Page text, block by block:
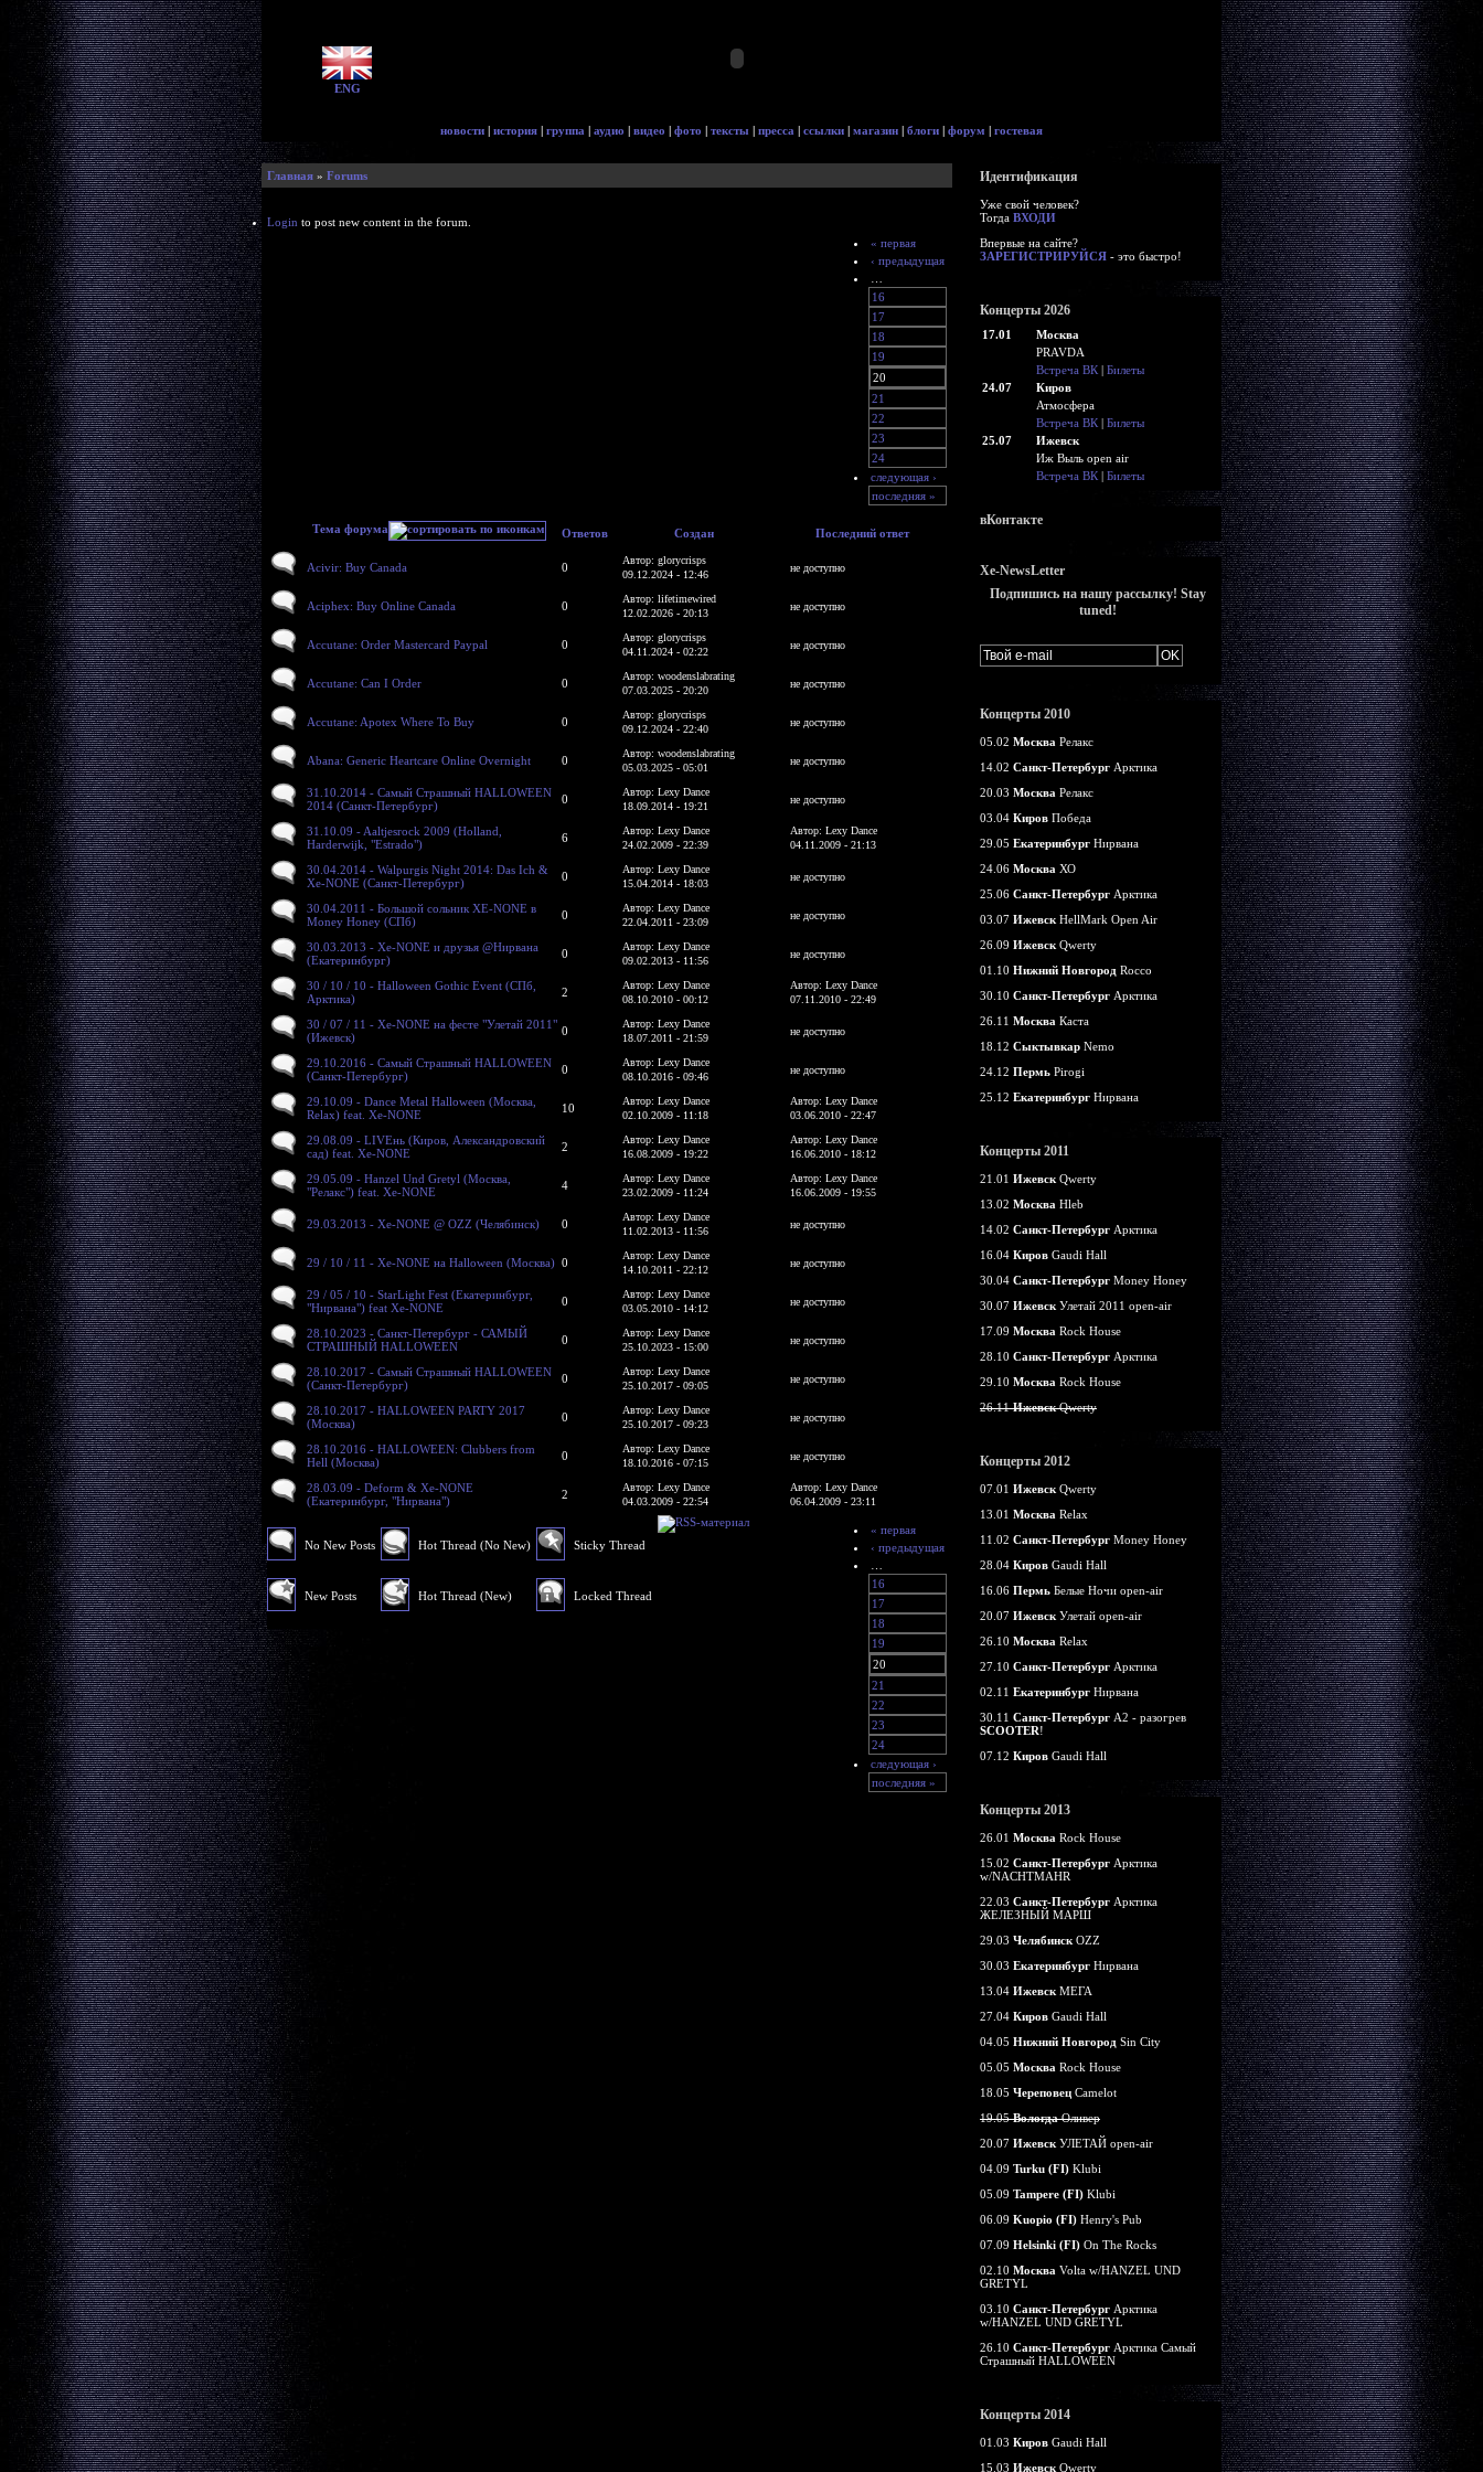
ENG
новости | история | группа | аудио | видео | фото | тексты | пресса | ссылки | магазин | блоги | форум | гостевая
Главная » Forums
Login to post new content in the forum.
« первая
‹ предыдущая
16
17
18
19
20
21
22
23
24
следующая ›
последняя »
Тема форума Ответов Создан Последний ответ
Acivir: Buy Canada 0
Автор: glorycrisps
09.12.2024 - 12:46
не доступно
Aciphex: Buy Online Canada 0
Автор: lifetimewired
12.02.2026 - 20:13
не доступно
Accutane: Order Mastercard Paypal 0
Автор: glorycrisps
04.11.2024 - 02:22
не доступно
Accutane: Can I Order 0
Автор: woodenslabrating
07.03.2025 - 20:20
не доступно
Accutane: Apotex Where To Buy 0
Автор: glorycrisps
09.12.2024 - 22:40
не доступно
Abana: Generic Heartcare Online Overnight 0
Автор: woodenslabrating
05.03.2025 - 05:01
не доступно
31.10.2014 - Самый Страшный HALLOWEEN
2014 (Санкт-Петербург)
0
Автор: Lexy Dance
18.09.2014 - 19:21
не доступно
31.10.09 - Aaltjesrock 2009 (Holland,
Harderwijk, "Estrado")
6
Автор: Lexy Dance
24.02.2009 - 22:39
Автор: Lexy Dance
04.11.2009 - 21:13
30.04.2014 - Walpurgis Night 2014: Das Ich &
Xe-NONE (Санкт-Петербург)
0
Автор: Lexy Dance
15.04.2014 - 18:03
не доступно
30.04.2011 - Большой сольник XE-NONE в
Money Honey (СПб)
0
Автор: Lexy Dance
22.04.2011 - 23:09
не доступно
30.03.2013 - Xe-NONE и друзья @Нирвана
(Екатеринбург)
0
Автор: Lexy Dance
09.02.2013 - 11:56
не доступно
30 / 10 / 10 - Halloween Gothic Event (СПб,
Арктика)
2
Автор: Lexy Dance
08.10.2010 - 00:12
Автор: Lexy Dance
07.11.2010 - 22:49
30 / 07 / 11 - Xe-NONE на фесте "Улетай 2011"
(Ижевск)
0
Автор: Lexy Dance
18.07.2011 - 21:59
не доступно
29.10.2016 - Самый Страшный HALLOWEEN
(Санкт-Петербург)
0
Автор: Lexy Dance
08.10.2016 - 09:46
не доступно
29.10.09 - Dance Metal Halloween (Москва,
Relax) feat. Xe-NONE
10
Автор: Lexy Dance
02.10.2009 - 11:18
Автор: Lexy Dance
03.06.2010 - 22:47
29.08.09 - LIVEнь (Киров, Александровский
сад) feat. Xe-NONE
2
Автор: Lexy Dance
16.08.2009 - 19:22
Автор: Lexy Dance
16.06.2010 - 18:12
29.05.09 - Hanzel Und Gretyl (Москва,
"Релакс") feat. Xe-NONE
4
Автор: Lexy Dance
23.02.2009 - 11:24
Автор: Lexy Dance
16.06.2009 - 19:55
29.03.2013 - Xe-NONE @ OZZ (Челябинск) 0
Автор: Lexy Dance
11.02.2013 - 11:56
не доступно
29 / 10 / 11 - Xe-NONE на Halloween (Москва) 0
Автор: Lexy Dance
14.10.2011 - 22:12
не доступно
29 / 05 / 10 - StarLight Fest (Екатеринбург,
"Нирвана") feat Xe-NONE
0
Автор: Lexy Dance
03.05.2010 - 14:12
не доступно
28.10.2023 - Санкт-Петербург - САМЫЙ
СТРАШНЫЙ HALLOWEEN
0
Автор: Lexy Dance
25.10.2023 - 15:00
не доступно
28.10.2017 - Самый Страшный HALLOWEEN
(Санкт-Петербург)
0
Автор: Lexy Dance
25.10.2017 - 09:05
не доступно
28.10.2017 - HALLOWEEN PARTY 2017
(Москва)
0
Автор: Lexy Dance
25.10.2017 - 09:23
не доступно
28.10.2016 - HALLOWEEN: Clubbers from
Hell (Москва)
0
Автор: Lexy Dance
18.10.2016 - 07:15
не доступно
28.03.09 - Deform & Xe-NONE
(Екатеринбург, "Нирвана")
2
Автор: Lexy Dance
04.03.2009 - 22:54
Автор: Lexy Dance
06.04.2009 - 23:11
No New Posts
New Posts
Hot Thread (No New)
Hot Thread (New)
Sticky Thread
Locked Thread
« первая
‹ предыдущая
16
17
18
19
20
21
22
23
24
следующая ›
последняя »
Идентификация
Уже свой человек?
Тогда ВХОДИ
Впервые на сайте?
ЗАРЕГИСТРИРУЙСЯ - это быстро!
Концерты 2026
17.01
Москва
PRAVDA
Встреча ВК | Билеты
24.07
Киров
Атмосфера
Встреча ВК | Билеты
25.07
Ижевск
Иж Выль open air
Встреча ВК | Билеты
вКонтакте
Xe-NewsLetter
Подпишись на нашу рассылку! Stay
tuned!
Концерты 2010
05.02 Москва Релакс
14.02 Санкт-Петербург Арктика
20.03 Москва Релакс
03.04 Киров Победа
29.05 Екатеринбург Нирвана
24.06 Москва ХО
25.06 Санкт-Петербург Арктика
03.07 Ижевск HellMark Open Air
26.09 Ижевск Qwerty
01.10 Нижний Новгород Rocco
30.10 Санкт-Петербург Арктика
26.11 Москва Каста
18.12 Сыктывкар Nemo
24.12 Пермь Pirogi
25.12 Екатеринбург Нирвана
Концерты 2011
21.01 Ижевск Qwerty
13.02 Москва Hleb
14.02 Санкт-Петербург Арктика
16.04 Киров Gaudi Hall
30.04 Санкт-Петербург Money Honey
30.07 Ижевск Улетай 2011 open-air
17.09 Москва Rock House
28.10 Санкт-Петербург Арктика
29.10 Москва Rock House
26.11ИжевскQwerty
Концерты 2012
07.01 Ижевск Qwerty
13.01 Москва Relax
11.02 Санкт-Петербург Money Honey
28.04 Киров Gaudi Hall
16.06 Пермь Белые Ночи open-air
20.07 Ижевск Улетай open-air
26.10 Москва Relax
27.10 Санкт-Петербург Арктика
02.11 Екатеринбург Нирвана
30.11 Санкт-Петербург А2 - разогрев
SCOOTER!
07.12 Киров Gaudi Hall
Концерты 2013
26.01 Москва Rock House
15.02 Санкт-Петербург Арктика
w/NACHTMAHR
22.03 Санкт-Петербург Арктика
ЖЕЛЕЗНЫЙ МАРШ
29.03 Челябинск OZZ
30.03 Екатеринбург Нирвана
13.04 Ижевск МЕГА
27.04 Киров Gaudi Hall
04.05 Нижний Новгород Sin City
05.05 Москва Rock House
18.05 Череповец Camelot
19.05ВологдаОливер
20.07 Ижевск УЛЕТАЙ open-air
04.09 Turku (FI) Klubi
05.09 Tampere (FI) Klubi
06.09 Kuopio (FI) Henry's Pub
07.09 Helsinki (FI) On The Rocks
02.10 Москва Volta w/HANZEL UND
GRETYL
03.10 Санкт-Петербург Арктика
w/HANZEL UND GRETYL
26.10 Санкт-Петербург Арктика Самый
Страшный HALLOWEEN
Концерты 2014
01.03 Киров Gaudi Hall
15.03 Ижевск Qwerty